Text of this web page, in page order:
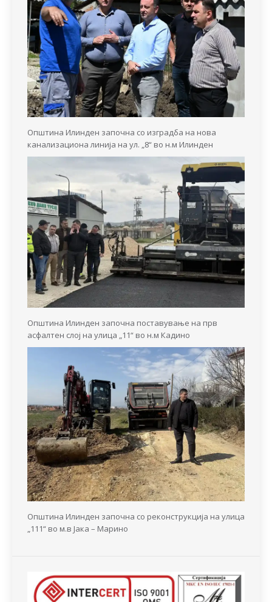
Општина Илинден започна со изградба на нова
канализациона линија на ул. „8“ во н.м Илинден
Општина Илинден започна поставување на прв
асфалтен слој на улица „11“ во н.м Кадино
Општина Илинден започна со реконструкција на улица
„111“ во м.в Јака – Марино